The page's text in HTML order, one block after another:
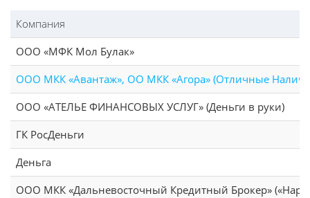
Компания
ООО «МФК Мол Булак»
ООО МКК «Авантаж», ОО МКК «Агора» (Отличные
ООО «АТЕЛЬЕ ФИНАНСОВЫХ УСЛУГ» (Деньги в руки)
ГК РосДеньги
Деньга
ООО МКК «Дальневосточный Кредитный Брокер»